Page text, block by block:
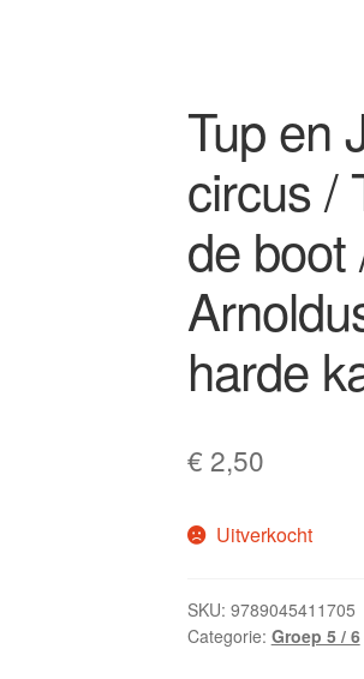
Tup en
circus /
de boot
harde
€ 2,50
Uitverkocht
SKU: 9789045411705
Categorie: Groep 5 / 6